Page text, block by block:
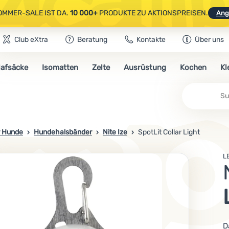
SALE IST DA. 10 000+PRODUKTE ZU AKTIONSPREISEN.
CAMPING- & WANDERAUSRÜSTUNG.CODEOUT10
SALE IST DA.10 000+PRODUKTE ZU AKTIONSPREISEN.
Club eXtra Beratung Kontakte Über uns
Isomatten Zelte Ausrüstung Kochen
Hunde Hundehalsbänder Nite Ize SpotLit Collar Light